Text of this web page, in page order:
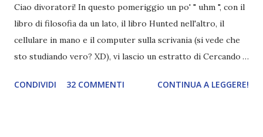
Ciao divoratori! In questo pomeriggio un po' " uhm ", con il
libro di filosofia da un lato, il libro Hunted nell'altro, il
cellulare in mano e il computer sulla scrivania (si vede che
sto studiando vero? XD), vi lascio un estratto di Cercando
costante nelle rubriche. Odiavo lo sport. Odiavo lo sport,
CONDIVIDI 32 COMMENTI CONTINUA A LEGGERE!